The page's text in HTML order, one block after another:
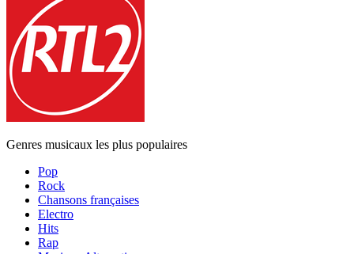
Genres musicaux les plus populaires
Pop
Rock
Chansons françaises
Electro
Hits
Rap